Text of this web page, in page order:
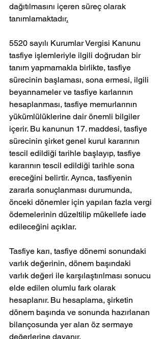
dağıtılmasını içeren süreç olarak
tanımlamaktadır.
5520 sayılı Kurumlar Vergisi Kanunu
tasfiye işlemleriyle ilgili doğrudan bir
tanım yapmamakla birlikte, tasfiye
sürecinin başlaması, sona ermesi, ilgili
beyannameler ve tasfiye karlarının
hesaplanması, tasfiye memurlarının
yükümlülüklerine dair önemli bilgiler
içerir. Bu kanunun 17. maddesi, tasfiye
sürecinin şirket genel kurul kararının
tescil edildiği tarihle başlayıp, tasfiye
kararının tescil edildiği tarihle sona
ereceğini belirtir. Ayrıca, tasfiyenin
zararla sonuçlanması durumunda,
önceki dönemler için yapılan fazla vergi
ödemelerinin düzeltilip mükellefe iade
edileceğini açıklar.
Tasfiye karı, tasfiye dönemi sonundaki
varlık değerinin, dönem başındaki
varlık değeri ile karşılaştırılması sonucu
elde edilen olumlu fark olarak
hesaplanır. Bu hesaplama, şirketin
dönem başında ve sonunda hazırlanan
bilançosunda yer alan öz sermaye
değerlerine dayanır.